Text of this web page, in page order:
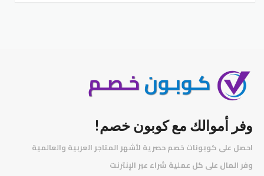
وفر أموالك مع كوبون خصم!
احصل على كوبونات خصم حصرية لأشهر المتاجر العربية والعالمية
وفر المال على كل عملية شراء عبر الإنترنت